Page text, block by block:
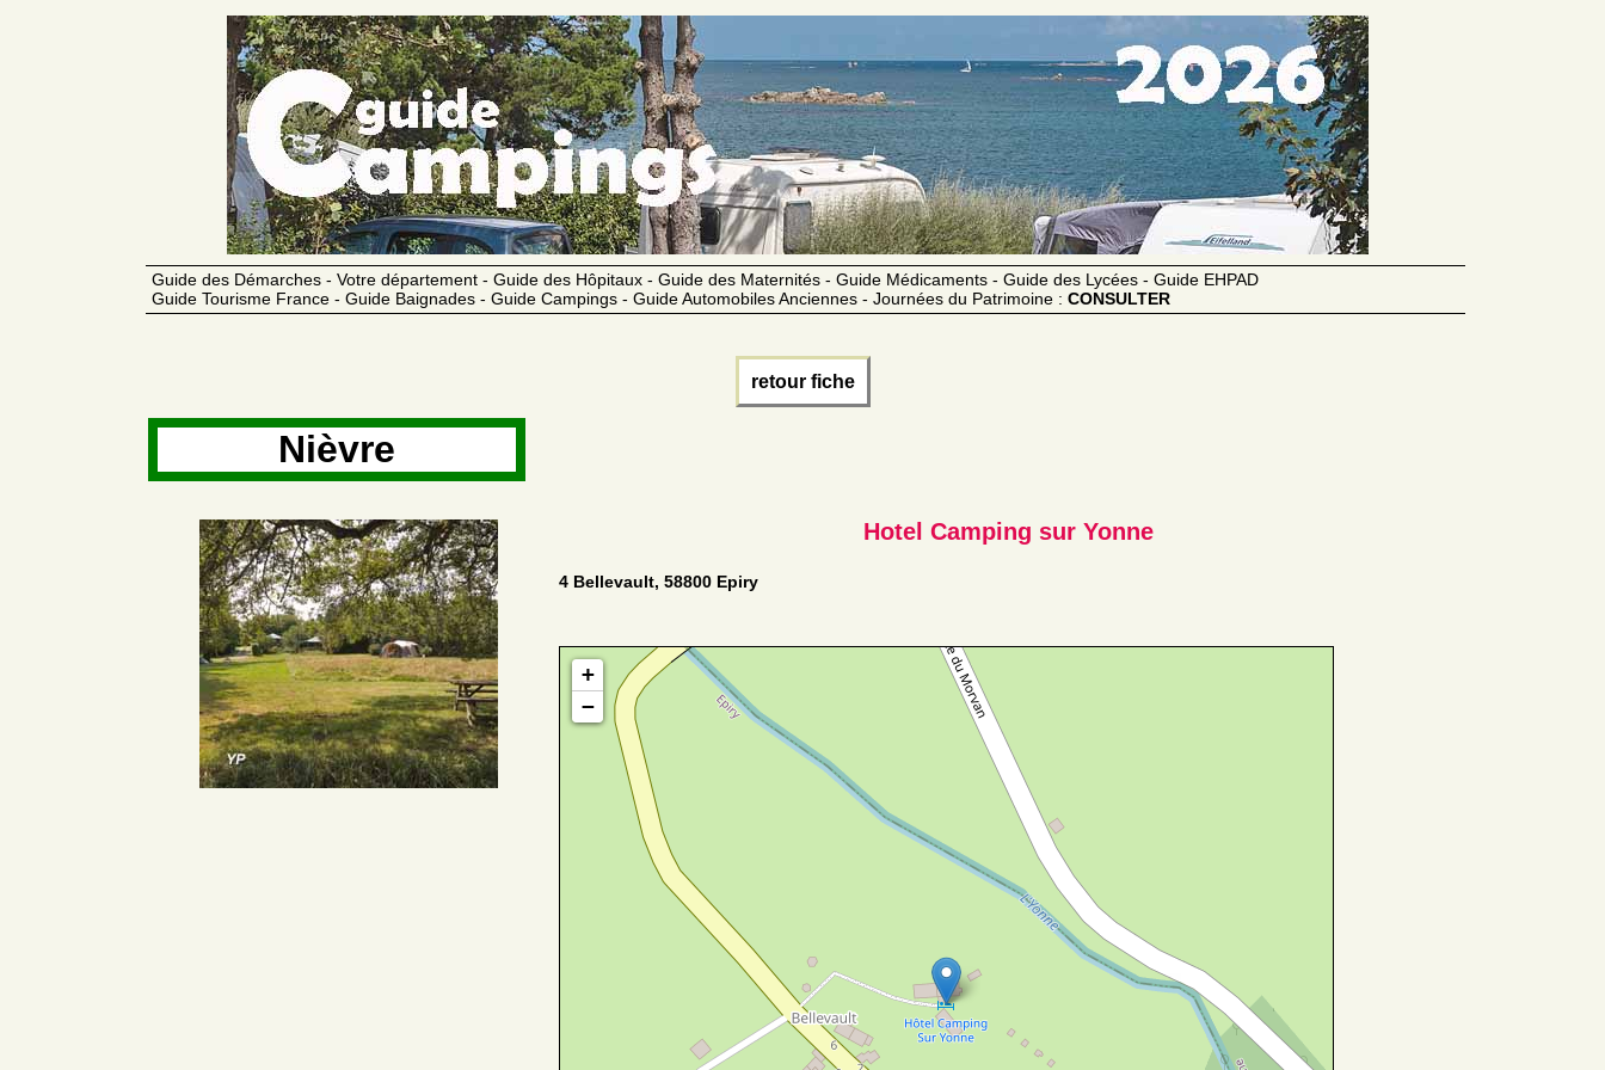
Guide des Démarches - Votre département - Guide des Hôpitaux - Guide des Maternités - Guide Médicaments - Guide des Lycées - Guide EHPAD
Guide Tourisme France - Guide Baignades - Guide Campings - Guide Automobiles Anciennes - Journées du Patrimoine : CONSULTER
retour fiche
Nièvre
Hotel Camping sur Yonne
4 Bellevault, 58800 Epiry
+
−